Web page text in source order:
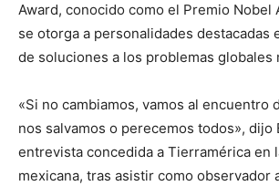
Award, conocido como el Premio Nobel
se otorga a personalidades destacadas
de soluciones a los problemas globales
«Si no cambiamos, vamos al encuentro
nos salvamos o perecemos todos», dijo
entrevista concedida a Tierramérica en
mexicana, tras asistir como observador